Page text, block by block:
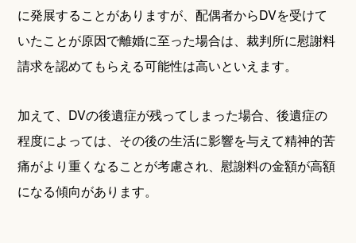
に発展することがありますが、配偶者からDVを受けて
いたことが原因で離婚に至った場合は、裁判所に慰謝料
請求を認めてもらえる可能性は高いといえます。
加えて、DVの後遺症が残ってしまった場合、後遺症の
程度によっては、その後の生活に影響を与えて精神的苦
痛がより重くなることが考慮され、慰謝料の金額が高額
になる傾向があります。